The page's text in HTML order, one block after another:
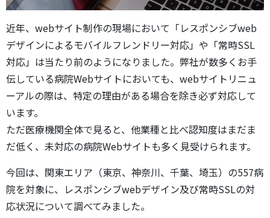
近年、webサイト制作の現場において「レスポンシブweb
デザインによるモバイルフレンドリー対応」や「常時SSL
対応」は当たり前のようになりました。弊社が数多くお手
伝している病院Webサイトにおいても、webサイトリニュ
ーアルの際は、特定の理由がある場合を除き必ず対応して
います。
ただ医療機関全体で見ると、他業種と比べ認知度はまだま
だ低く、未対応の病院Webサイトも多く見受けられます。
今回は、関東エリア（東京、神奈川、千葉、埼玉）の557病
院を対象に、レスポンシブwebデザイン及び常時SSLの対
応状況について調べてみました。